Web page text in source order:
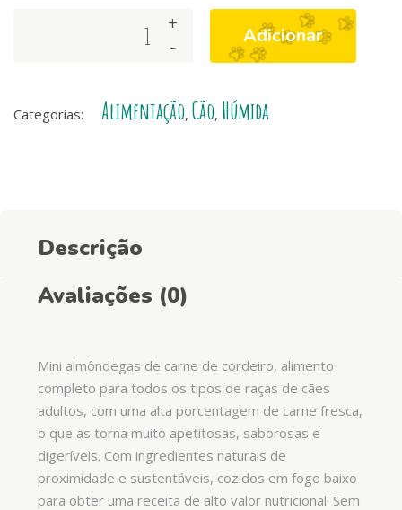
Meatballs
-
+ Adicionar
Categorias: Alimentação, Cão, Húmida
Descrição
Avaliações (0)
Mini almôndegas de carne de cordeiro, alimento
completo para todos os tipos de raças de cães
adultos, com uma alta porcentagem de carne fresca,
o que as torna muito apetitosas, saborosas e
digeríveis. Com ingredientes naturais de
proximidade e sustentáveis, cozidos em fogo baixo
para obter uma receita de alto valor nutricional. Sem